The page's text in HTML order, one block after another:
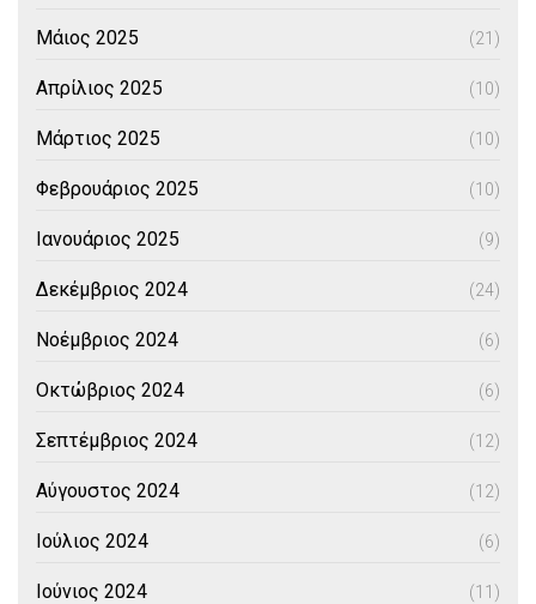
Μάιος 2025 (21)
Απρίλιος 2025 (10)
Μάρτιος 2025 (10)
Φεβρουάριος 2025 (10)
Ιανουάριος 2025 (9)
Δεκέμβριος 2024 (24)
Νοέμβριος 2024 (6)
Οκτώβριος 2024 (6)
Σεπτέμβριος 2024 (12)
Αύγουστος 2024 (12)
Ιούλιος 2024 (6)
Ιούνιος 2024 (11)